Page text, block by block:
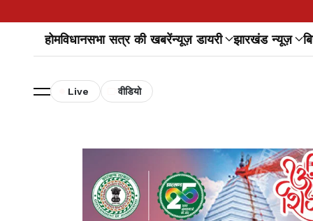
होमविधानसभा सत्र की खबरेंन्यूज़ डायरी झारखंड न्यूज़
Live वीडियो